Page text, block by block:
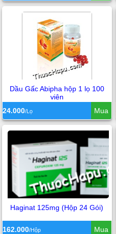
Dầu Gấc Abipha hộp 1 lọ 100
viên
24.000/Lọ Mua
Haginat 125mg (Hộp 24 Gói)
162.000/Hộp Mua